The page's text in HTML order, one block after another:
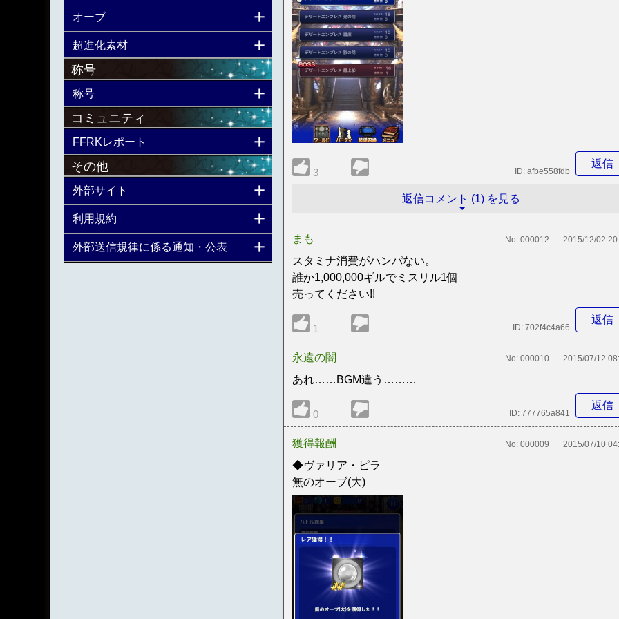
3
返信
ID: afbe558fdb
返信コメント (1) を見る
まも No: 000012 2015/12/02
スタミナ消費がハンパない。
誰か1,000,000ギルでミスリル1個
売ってください!!
1
返信
ID: 702f4c4a66
永遠の闇 No: 000010 2015/07/12
あれ……BGM違う………
0
返信
ID: 777765a841
獲得報酬 No: 000009 2015/07/10
◆ヴァリア・ピラ
無のオーブ(大)
オーブ
超進化素材
称号
称号
コミュニティ
FFRKレポート
その他
外部サイト
利用規約
外部送信規律に係る通知・公表